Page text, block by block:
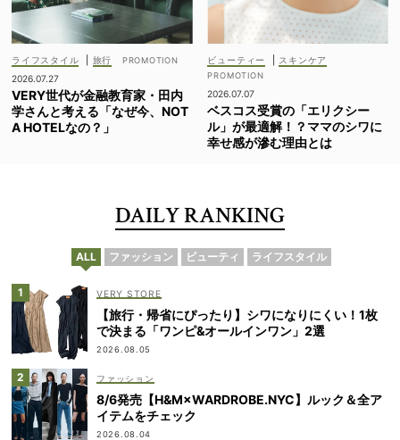
ライフスタイル
旅行
2026.07.27
VERY世代が金融教育家・田内
学さんと考える「なぜ今、NOT
A HOTELなの？」
ビューティー スキンケア
2026.07.07
ベスコス受賞の「エリクシー
ル」が最適解！？ママのシワに
幸せ感が滲む理由とは
DAILY RANKING
ALL ファッション ビューティ ライフスタイル
VERY STORE
【旅行・帰省にぴったり】シワになりにくい！1枚
で決まる「ワンピ&オールインワン」2選
2026.08.05
ファッション
8/6発売【H&M×WARDROBE.NYC】ルック＆全ア
イテムをチェック
2026.08.04